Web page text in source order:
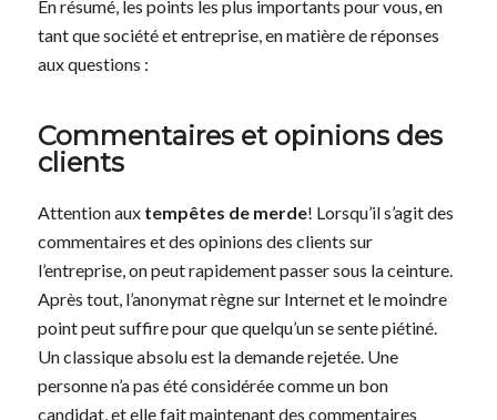
En résumé, les points les plus importants pour vous, en
tant que société et entreprise, en matière de réponses
aux questions :
Commentaires et opinions des
clients
Attention aux tempêtes de merde! Lorsqu’il s’agit des
commentaires et des opinions des clients sur
l’entreprise, on peut rapidement passer sous la ceinture.
Après tout, l’anonymat règne sur Internet et le moindre
point peut suffire pour que quelqu’un se sente piétiné.
Un classique absolu est la demande rejetée. Une
personne n’a pas été considérée comme un bon
candidat, et elle fait maintenant des commentaires